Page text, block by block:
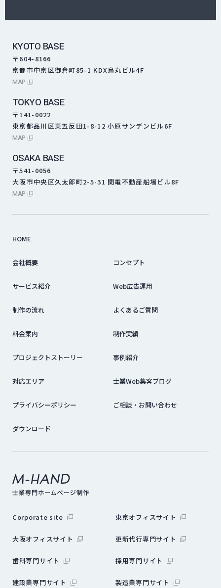
KYOTO BASE
〒604-8166
京都市中京区御倉町85-1 KDX烏丸ビル4F
MAP外部サイトにリンクします
TOKYO BASE
〒141-0022
東京都品川区東五反田1-8-12 小原サンデンビル6F
MAP外部サイトにリンクします
OSAKA BASE
〒541-0056
大阪市中央区久太郎町2-5-31 関電不動産船場ビル8F
MAP外部サイトにリンクします
HOME
会社概要 コンセプト
サービス紹介 Web広告運用
制作の流れ よくあるご質問
料金案内 制作実績
プロジェクトストーリー 事例紹介
対応エリア 士業Web集客ブログ
プライバシーポリシー ご相談・お問い合わせ
ダウンロード
Corporate site外部サイトにリンクします東京オフィスサイト 外部サイトに
大阪オフィスサイト 外部サイトにリンクします
更新代行専門サイト 外部サイトに
歯科専門サイト 外部サイトにリンクします
採用専門サイト 外部サイトにリン
建設業専門サイト 外部サイトにリンクします
製造業専門サイト 外部サイトにリ